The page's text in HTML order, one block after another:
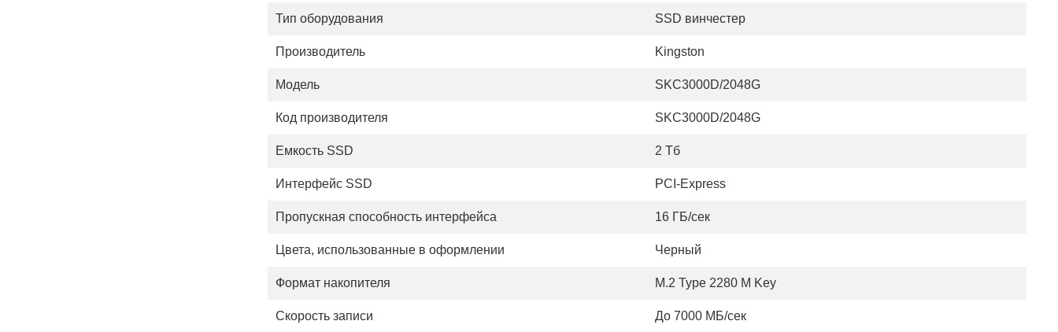
Тип оборудования SSD винчестер
Производитель Kingston
Модель SKC3000D/2048G
Код производителя SKC3000D/2048G
Емкость SSD 2 Тб
Интерфейс SSD PCI-Express
Пропускная способность интерфейса 16 ГБ/сек
Цвета, использованные в оформлении Черный
Формат накопителя M.2 Type 2280 M Key
Скорость записи До 7000 МБ/сек